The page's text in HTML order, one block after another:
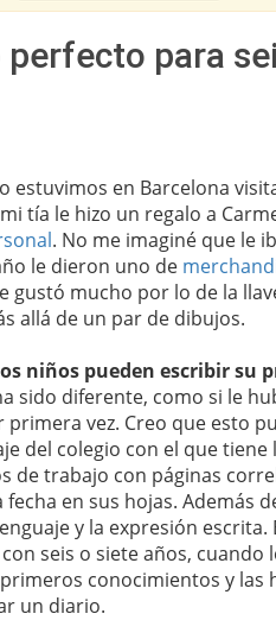
para
estuvimos en Barcelona
tía le hizo un regalo a
. No me imaginé que le
le dieron uno de
gustó mucho por lo de la
allá de un par de dibujos.
niños pueden escribir su
sido diferente, como si le
vez. Creo que esto
del colegio con el que
de trabajo con páginas
fecha en sus hojas. Además
y la expresión escrita.
seis o siete años, cuando
conocimientos y las
un diario.